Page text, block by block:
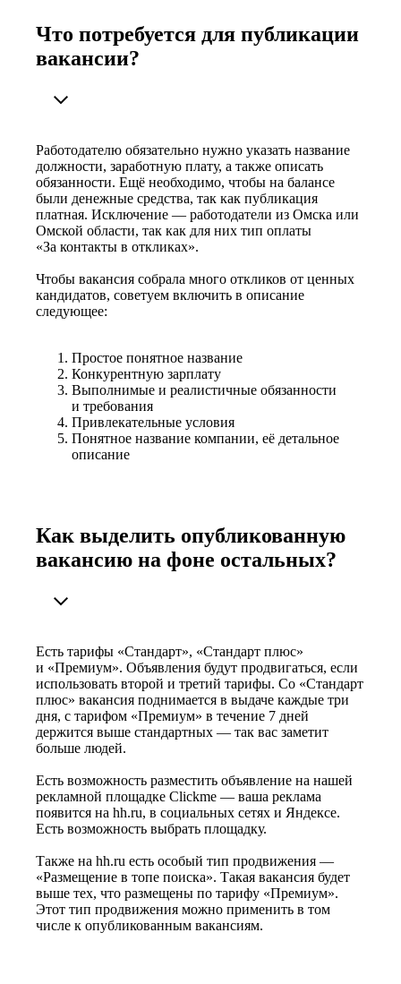
Что потребуется для публикации
вакансии?
Работодателю обязательно нужно указать название
должности, заработную плату, а также описать
обязанности. Ещё необходимо, чтобы на балансе
были денежные средства, так как публикация
платная. Исключение — работодатели из Омска или
Омской области, так как для них тип оплаты
«За контакты в откликах».
Чтобы вакансия собрала много откликов от ценных
кандидатов, советуем включить в описание
следующее:
Простое понятное название
Конкурентную зарплату
Выполнимые и реалистичные обязанности
и требования
Привлекательные условия
Понятное название компании, её детальное
описание
Как выделить опубликованную
вакансию на фоне остальных?
Есть тарифы «Стандарт», «Стандарт плюс»
и «Премиум». Объявления будут продвигаться, если
использовать второй и третий тарифы. Со «Стандарт
плюс» вакансия поднимается в выдаче каждые три
дня, с тарифом «Премиум» в течение 7 дней
держится выше стандартных — так вас заметит
больше людей.
Есть возможность разместить объявление на нашей
рекламной площадке Clickme — ваша реклама
появится на hh.ru, в социальных сетях и Яндексе.
Есть возможность выбрать площадку.
Также на hh.ru есть особый тип продвижения —
«Размещение в топе поиска». Такая вакансия будет
выше тех, что размещены по тарифу «Премиум».
Этот тип продвижения можно применить в том
числе к опубликованным вакансиям.